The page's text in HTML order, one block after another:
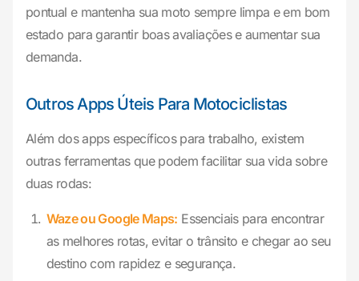
pontual e mantenha sua moto sempre limpa e em bom
estado para garantir boas avaliações e aumentar sua
demanda.
Outros Apps Úteis Para Motociclistas
Além dos apps específicos para trabalho, existem
outras ferramentas que podem facilitar sua vida sobre
duas rodas:
Waze ou Google Maps: Essenciais para encontrar
as melhores rotas, evitar o trânsito e chegar ao seu
destino com rapidez e segurança.